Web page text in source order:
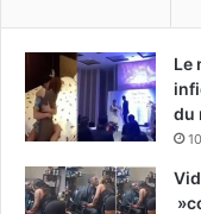
Le
du